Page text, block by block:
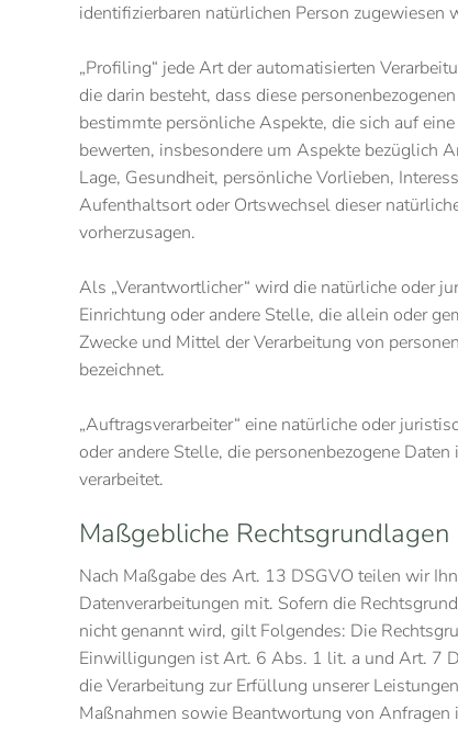
identifizierbaren natürlichen Person zugewiesen
„Profiling“ jede Art der automatisierten
die darin besteht, dass diese
bestimmte persönliche Aspekte, die sich auf
bewerten, insbesondere um Aspekte bezüglich
Lage, Gesundheit, persönliche Vorlieben,
Aufenthaltsort oder Ortswechsel dieser
vorherzusagen.
Als „Verantwortlicher“ wird die natürliche oder
Einrichtung oder andere Stelle, die allein oder
Zwecke und Mittel der Verarbeitung von
bezeichnet.
„Auftragsverarbeiter“ eine natürliche oder
oder andere Stelle, die personenbezogene
verarbeitet.
Maßgebliche Rechtsgrundlagen
Nach Maßgabe des Art. 13 DSGVO teilen wir
Datenverarbeitungen mit. Sofern die
nicht genannt wird, gilt Folgendes: Die
Einwilligungen ist Art. 6 Abs. 1 lit. a und Art. 7
die Verarbeitung zur Erfüllung unserer
Maßnahmen sowie Beantwortung von